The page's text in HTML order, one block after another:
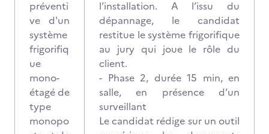
préventi
ve d'un
système
frigorifiq
ue
mono-
étagé de
type
monopo
l’installation. A l’issu du
dépannage, le candidat
restitue le système frigorifique
au jury qui joue le rôle du
client.
- Phase 2, durée 15 min, en
salle, en présence d’un
surveillant
Le candidat rédige sur un outil